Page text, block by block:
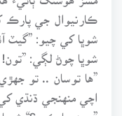
ڪارنيوال جي پارڪ
شوڀا کي چيو: ”گيٽ
شوڀا چوڻ لڳي: ”تون!
”ها توسان .. تو
اچي منهنجي ڌنڌي
”مون ڇا ڪيو؟“